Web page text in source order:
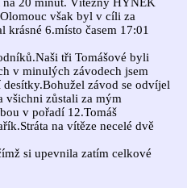
však byl v cíli za
6.místo časem 17:01
tři Tomášové byli
v minulých závodech jsem
závod se odvíjel
všichni zůstali za mým
v pořadí 12.Tomáš
na vítěze necelé dvě
si upevnila zatím celkové